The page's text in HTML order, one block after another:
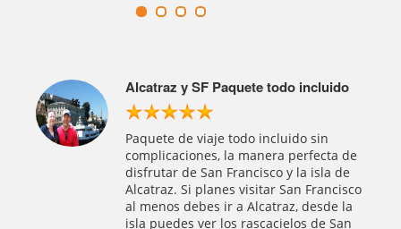
Fascinante Alcatraz + SF tour
Reserve las entradas de Alcatraz con
anticipación, el tour fue mucho mejor
de lo que esperaba. Primero hicimos el
recorrido por la ciudad para ver sus
atracciones turísticas como el barrio
chino, el centro de Unión Square, la
torre de Coit Tower , el Twin Peaks con